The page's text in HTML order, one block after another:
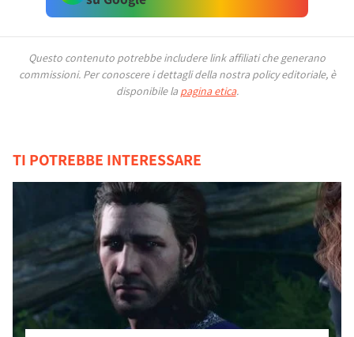
Questo contenuto potrebbe includere link affiliati che generano
commissioni. Per conoscere i dettagli della nostra policy editoriale, è
disponibile la pagina etica.
TI POTREBBE INTERESSARE